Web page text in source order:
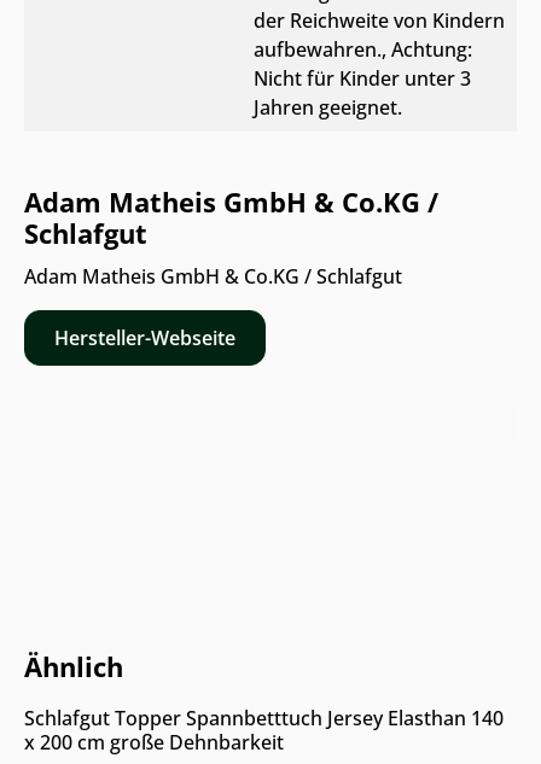
der Reichweite von Kindern
aufbewahren., Achtung:
Nicht für Kinder unter 3
Jahren geeignet.
Adam Matheis GmbH & Co.KG /
Schlafgut
Adam Matheis GmbH & Co.KG / Schlafgut
Hersteller-Webseite
Ähnlich
Nur Online erhältlich
Schlafgut Topper Spannbetttuch Jersey Elasthan 140
x 200 cm große Dehnbarkeit